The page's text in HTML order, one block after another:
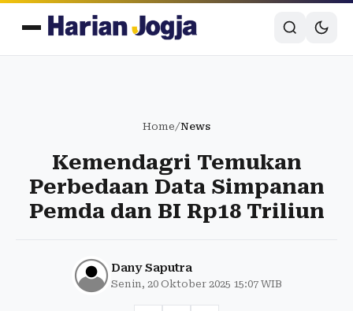
Home/News
Kemendagri Temukan
Perbedaan Data Simpanan
Pemda dan BI Rp18 Triliun
Dany Saputra
Senin, 20 Oktober 2025 15:07 WIB